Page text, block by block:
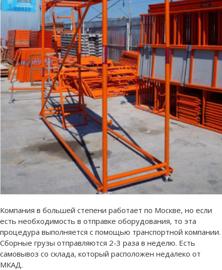
Компания в большей степени работает по Москве, но если
есть необходимость в отправке оборудования, то эта
процедура выполняется с помощью транспортной компании.
Сборные грузы отправляются 2-3 раза в неделю. Есть
самовывоз со склада, который расположен недалеко от
МКАД.